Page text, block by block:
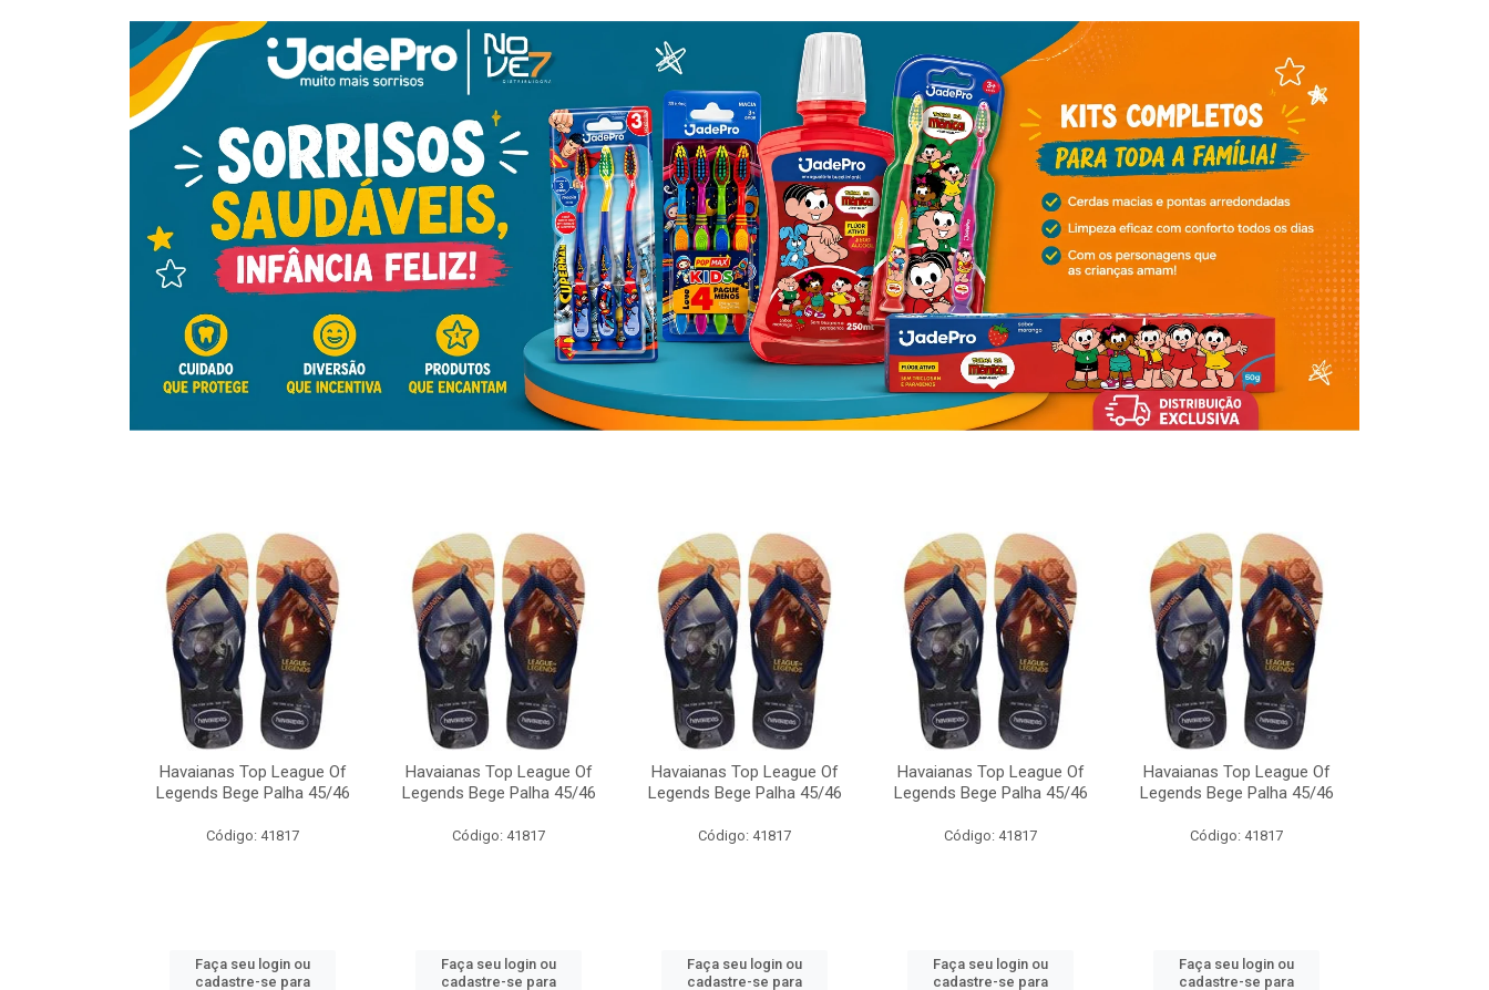
Havaianas Top League Of
Legends Bege Palha 45/46
Código: 41817
Faça seu login ou
cadastre-se para
Havaianas Top League Of
Legends Bege Palha 45/46
Código: 41817
Faça seu login ou
cadastre-se para
Havaianas Top League Of
Legends Bege Palha 45/46
Código: 41817
Faça seu login ou
cadastre-se para
Havaianas Top League Of
Legends Bege Palha 45/46
Código: 41817
Faça seu login ou
cadastre-se para
Havaianas Top League Of
Legends Bege Palha 45/46
Código: 41817
Faça seu login ou
cadastre-se para